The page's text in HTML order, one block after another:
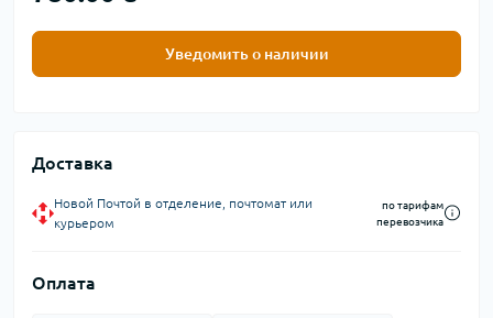
Уведомить о наличии
Доставка
Новой Почтой в отделение, почтомат или
курьером
по тарифам
перевозчика
Оплата